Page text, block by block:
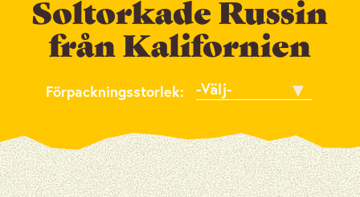
Soltorkade Russin
från Kalifornien
Förpackningsstorlek: Förpackningsstorlek